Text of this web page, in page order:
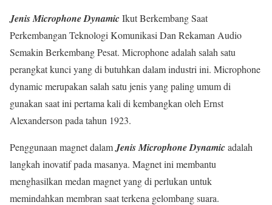
Jenis Microphone DynamicIkut Berkembang Saat
Perkembangan Teknologi Komunikasi Dan Rekaman Audio
Semakin Berkembang Pesat. Microphone adalah salah satu
perangkat kunci yang di butuhkan dalam industri ini. Microphone
dynamic merupakan salah satu jenis yang paling umum di
gunakan saat ini pertama kali di kembangkan oleh Ernst
Alexanderson pada tahun 1923.
Penggunaan magnet dalamJenis Microphone Dynamicadalah
langkah inovatif pada masanya. Magnet ini membantu
menghasilkan medan magnet yang di perlukan untuk
memindahkan membran saat terkena gelombang suara.